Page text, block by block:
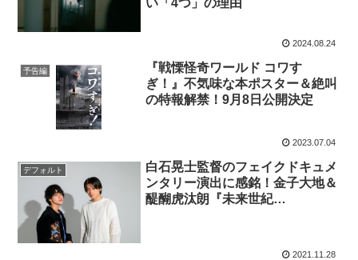
い「4つ」の理由
2024.08.24
予告編
『戦慄怪奇ワールド コワす
ぎ！』不気味な本ポスター＆絶叫
の特報解禁！9月8日公開決定
2023.07.04
デフォルト
白石晃士監督のフェイクドキュメ
ンタリー演出に感銘！金子大地＆
醍醐虎汰朗『未来世紀
2021.11.28